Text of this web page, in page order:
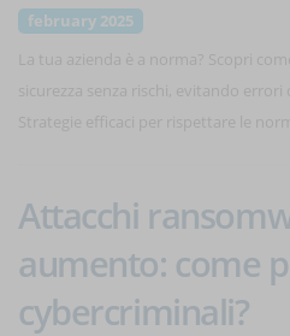
february 2025
Attacchi
aumento: come
cybercriminali?